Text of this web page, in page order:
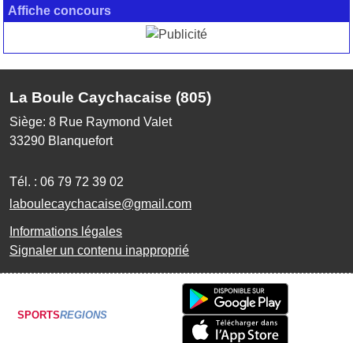
Affiche concours
La Boule Caychacaise (805)
Siège: 8 Rue Raymond Valet
33290 Blanquefort
Tél. : 06 79 72 39 02
laboulecaychacaise@gmail.com
Informations légales
Signaler un contenu inapproprié
SPORTSREGIONS